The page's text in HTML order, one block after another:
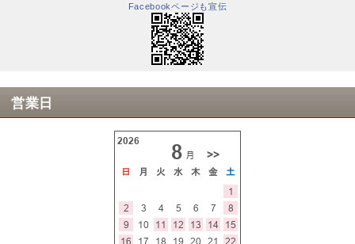
Facebookページも宣伝
営業日